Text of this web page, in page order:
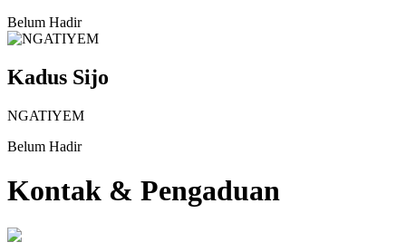
Belum Hadir
Kadus Sijo
NGATIYEM
Belum Hadir
Kontak & Pengaduan